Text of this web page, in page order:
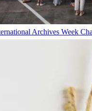
Archives Week